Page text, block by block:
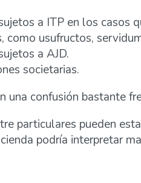
a ITP en los casos
como usufructos,
a AJD.
societarias.
una confusión bastante
particulares pueden
podría interpretar